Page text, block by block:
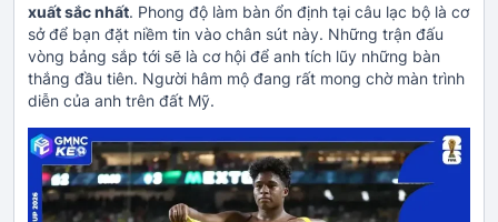
xuất sắc nhất. Phong độ làm bàn ổn định tại câu lạc bộ là cơ
sở để bạn đặt niềm tin vào chân sút này. Những trận đấu
vòng bảng sắp tới sẽ là cơ hội để anh tích lũy những bàn
thắng đầu tiên. Người hâm mộ đang rất mong chờ màn trình
diễn của anh trên đất Mỹ.